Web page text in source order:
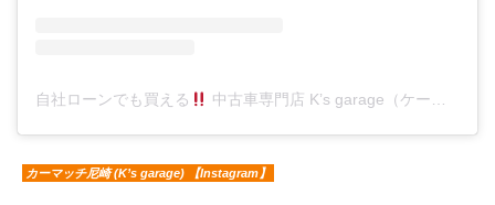
自社ローンでも買える 中古車専門店 K’s garage（ケーズガレージ）(@ks.garage.carshop)がシェアした投稿
カーマッチ尼崎 (K’s garage) 【Instagram】